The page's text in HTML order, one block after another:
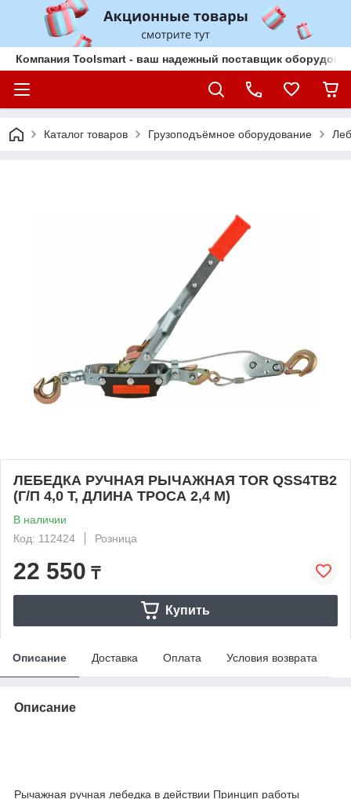
Компания Toolsmart - ваш надежный поставщик
Каталог товаров Грузоподъёмное оборудование
ЛЕБЕДКА РУЧНАЯ РЫЧАЖНАЯ TOR QSS4TB2
(Г/П 4,0 Т, ДЛИНА ТРОСА 2,4 М)
В наличии
Код: 112424
Розница
22 550 ₸
Купить
Описание Доставка Оплата Условия возврата
Описание
Рычажная ручная лебедка в действии Принцип работы